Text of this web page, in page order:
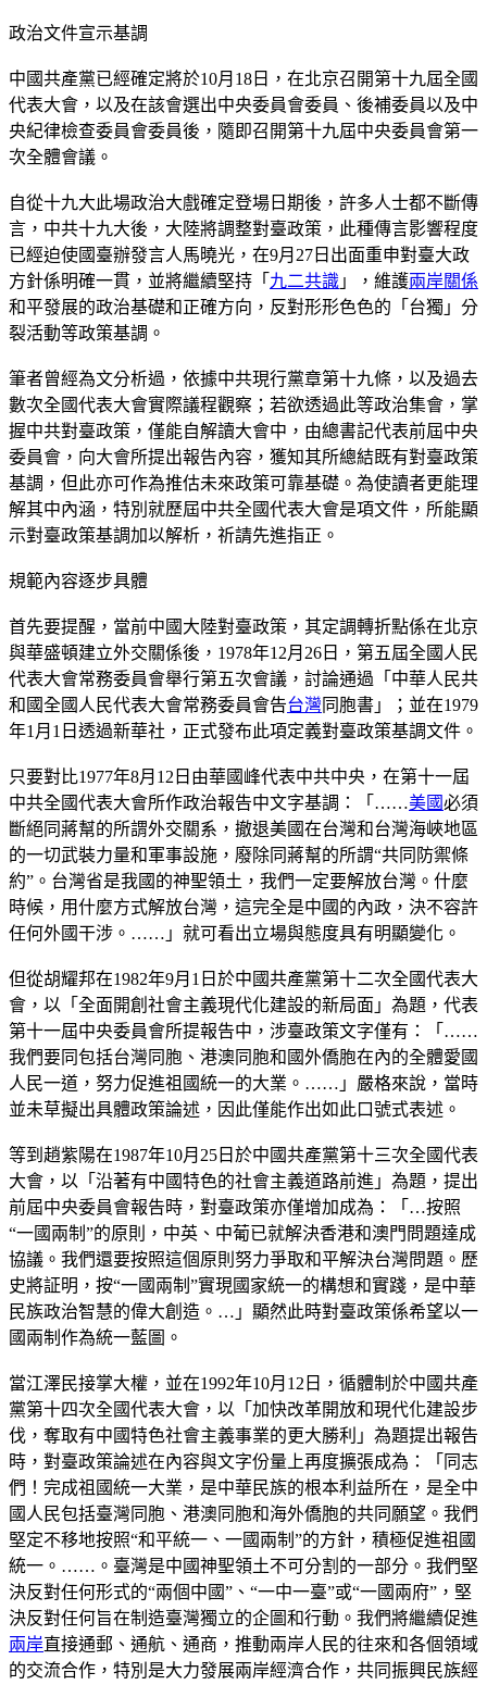
政治文件宣示基調
中國共產黨已經確定將於10月18日，在北京召開第十九屆全國
代表大會，以及在該會選出中央委員會委員、後補委員以及中
央紀律檢查委員會委員後，隨即召開第十九屆中央委員會第一
次全體會議。
自從十九大此場政治大戲確定登場日期後，許多人士都不斷傳
言，中共十九大後，大陸將調整對臺政策，此種傳言影響程度
已經迫使國臺辦發言人馬曉光，在9月27日出面重申對臺大政
方針係明確一貫，並將繼續堅持「 九二共識 」，維護兩岸關係
和平發展的政治基礎和正確方向，反對形形色色的「台獨」分
裂活動等政策基調。
筆者曾經為文分析過，依據中共現行黨章第十九條，以及過去
數次全國代表大會實際議程觀察；若欲透過此等政治集會，掌
握中共對臺政策，僅能自解讀大會中，由總書記代表前屆中央
委員會，向大會所提出報告內容，獲知其所總結既有對臺政策
基調，但此亦可作為推估未來政策可靠基礎。為使讀者更能理
解其中內涵，特別就歷屆中共全國代表大會是項文件，所能顯
示對臺政策基調加以解析，祈請先進指正。
規範內容逐步具體
首先要提醒，當前中國大陸對臺政策，其定調轉折點係在北京
與華盛頓建立外交關係後，1978年12月26日，第五屆全國人民
代表大會常務委員會舉行第五次會議，討論通過「中華人民共
和國全國人民代表大會常務委員會告台灣 同胞書」；並在1979
年1月1日透過新華社，正式發布此項定義對臺政策基調文件。
只要對比1977年8月12日由華國峰代表中共中央，在第十一屆
中共全國代表大會所作政治報告中文字基調：「……美國必須
斷絕同蔣幫的所謂外交關系，撤退美國在台灣和台灣海峽地區
的一切武裝力量和軍事設施，廢除同蔣幫的所謂“共同防禦條
約”。台灣省是我國的神聖領土，我們一定要解放台灣。什麼
時候，用什麼方式解放台灣，這完全是中國的內政，決不容許
任何外國干涉。……」就可看出立場與態度具有明顯變化。
但從胡耀邦在1982年9月1日於中國共產黨第十二次全國代表大
會，以「全面開創社會主義現代化建設的新局面」為題，代表
第十一屆中央委員會所提報告中，涉臺政策文字僅有：「……
我們要同包括台灣同胞、港澳同胞和國外僑胞在內的全體愛國
人民一道，努力促進祖國統一的大業。……」嚴格來說，當時
並未草擬出具體政策論述，因此僅能作出如此口號式表述。
等到趙紫陽在1987年10月25日於中國共產黨第十三次全國代表
大會，以「沿著有中國特色的社會主義道路前進」為題，提出
前屆中央委員會報告時，對臺政策亦僅增加成為：「…按照
“一國兩制”的原則，中英、中葡已就解決香港和澳門問題達成
協議。我們還要按照這個原則努力爭取和平解決台灣問題。歷
史將証明，按“一國兩制”實現國家統一的構想和實踐，是中華
民族政治智慧的偉大創造。…」顯然此時對臺政策係希望以一
國兩制作為統一藍圖。
當江澤民接掌大權，並在1992年10月12日，循體制於中國共產
黨第十四次全國代表大會，以「加快改革開放和現代化建設步
伐，奪取有中國特色社會主義事業的更大勝利」為題提出報告
時，對臺政策論述在內容與文字份量上再度擴張成為：「同志
們！完成祖國統一大業，是中華民族的根本利益所在，是全中
國人民包括臺灣同胞、港澳同胞和海外僑胞的共同願望。我們
堅定不移地按照“和平統一、一國兩制”的方針，積極促進祖國
統一。……。臺灣是中國神聖領土不可分割的一部分。我們堅
決反對任何形式的“兩個中國”、“一中一臺”或“一國兩府”，堅
決反對任何旨在制造臺灣獨立的企圖和行動。我們將繼續促進
兩岸直接通郵、通航、通商，推動兩岸人民的往來和各個領域
的交流合作，特別是大力發展兩岸經濟合作，共同振興民族經